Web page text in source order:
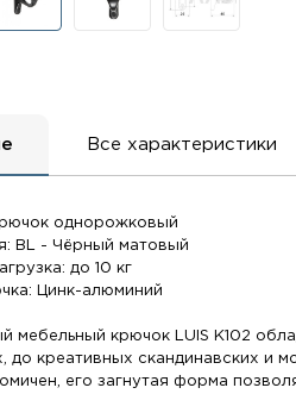
Все характеристики
однорожковый
BL - Чёрный матовый
до 10 кг
Цинк-алюминий
мебельный крючок LUIS K102
до креативных скандинавских и
его загнутая форма